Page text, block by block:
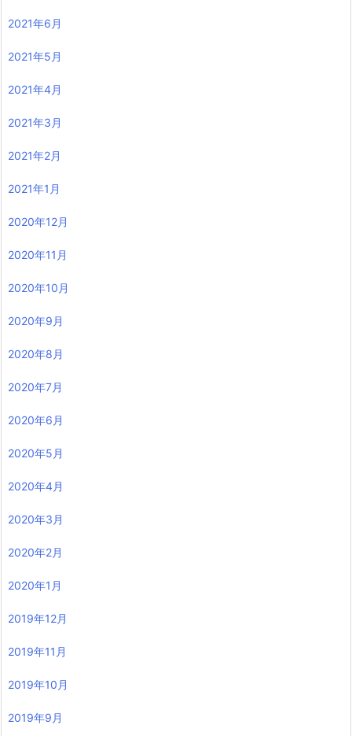
2021年6月
2021年5月
2021年4月
2021年3月
2021年2月
2021年1月
2020年12月
2020年11月
2020年10月
2020年9月
2020年8月
2020年7月
2020年6月
2020年5月
2020年4月
2020年3月
2020年2月
2020年1月
2019年12月
2019年11月
2019年10月
2019年9月